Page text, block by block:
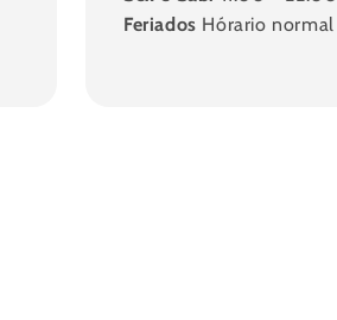
Feriados Hórario normal